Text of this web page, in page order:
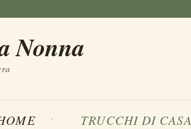
Nonna
TRUCCHI DI CASA